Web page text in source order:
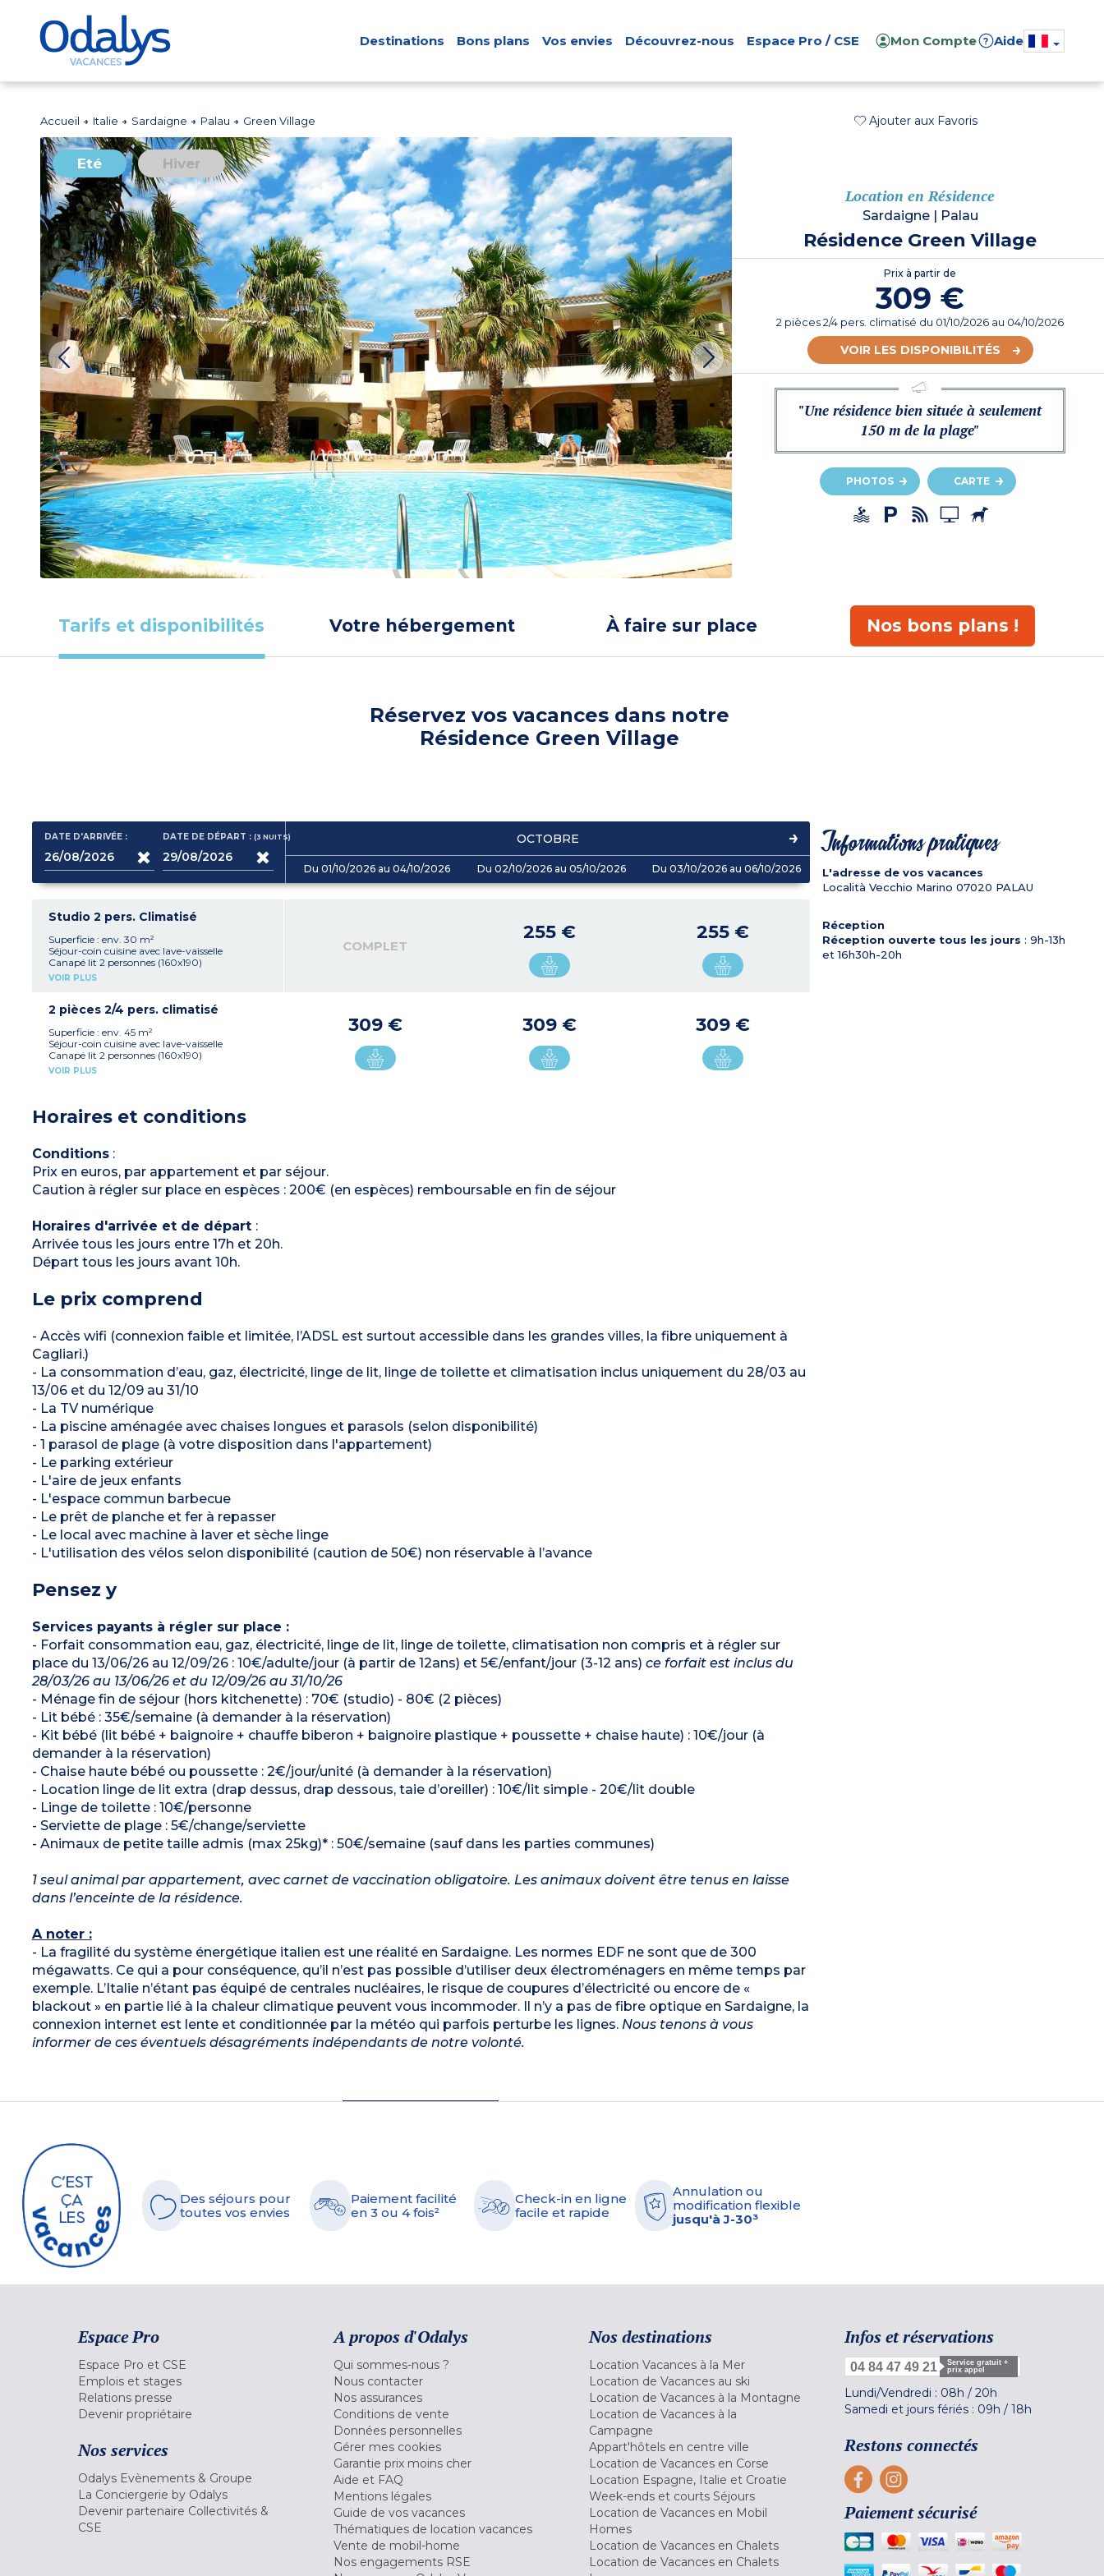
Destinations Bons plans Vos envies Découvrez-nous Espace Pro / CSE Mon Compte ? Aide
Accueil Italie Sardaigne Palau Green Village Ajouter aux Favoris
Eté Hiver
Location en Résidence
Sardaigne| Palau
Résidence Green Village
Prix à partir de
309 €
2 pièces 2/4 pers. climatisé du 01/10/2026 au 04/10/2026
VOIR LES DISPONIBILITÉS
"Une résidence bien située à seulement
150 m de la plage"
PHOTOS CARTE
Tarifs et disponibilités Votre hébergement À faire sur place Nos bons plans !
Réservez vos vacances dans notre
Résidence Green Village
DATE D'ARRIVÉE : DATE DE DÉPART :(3NUITS) OCTOBRE
Du 01/10/2026 au 04/10/2026 Du 02/10/2026 au 05/10/2026 Du 03/10/2026 au 06/10/2026
Studio 2 pers. Climatisé
Superficie : env. 30 m²
Séjour-coin cuisine avec lave-vaisselle
Canapé lit 2 personnes (160x190)
Salle d’eau avec douche, WC
VOIR PLUS
COMPLET
255 € 255 €
2 pièces 2/4 pers. climatisé
Superficie : env. 45 m²
Séjour-coin cuisine avec lave-vaisselle
Canapé lit 2 personnes (160x190)
1 chambre avec un lit double (160x190) ou 2 lits
Climatisation
VOIR PLUS
309 € 309 € 309 €
Horaires et conditions
Conditions:
Prix en euros, par appartement et par séjour.
Caution à régler sur place en espèces : 200€ (en espèces) remboursable en fin de séjour
Horaires d'arrivée et de départ :
Arrivée tous les jours entre 17h et 20h.
Départ tous les jours avant 10h.
Le prix comprend
- Accès wifi (connexion faible et limitée, l’ADSL est surtout accessible dans les grandes villes, la fibre uniquement à
Cagliari.)
- La consommation d’eau, gaz, électricité, linge de lit, linge de toilette et climatisation inclus uniquement du 28/03 au
13/06 et du 12/09 au 31/10
- La TV numérique
- La piscine aménagée avec chaises longues et parasols (selon disponibilité)
- 1 parasol de plage (à votre disposition dans l'appartement)
- Le parking extérieur
- L'aire de jeux enfants
- L'espace commun barbecue
- Le prêt de planche et fer à repasser
- Le local avec machine à laver et sèche linge
- L'utilisation des vélos selon disponibilité (caution de 50€) non réservable à l’avance
Pensez y
Services payants à régler sur place :
- Forfait consommation eau, gaz, électricité, linge de lit, linge de toilette, climatisation non compris et à régler sur
place du 13/06/26 au 12/09/26 : 10€/adulte/jour (à partir de 12ans) et 5€/enfant/jour (3-12 ans) ce forfait est inclus du
28/03/26 au 13/06/26 et du 12/09/26 au 31/10/26
- Ménage fin de séjour (hors kitchenette) : 70€ (studio) - 80€ (2 pièces)
- Lit bébé : 35€/semaine (à demander à la réservation)
- Kit bébé (lit bébé + baignoire + chauffe biberon + baignoire plastique + poussette + chaise haute) : 10€/jour (à
demander à la réservation)
- Chaise haute bébé ou poussette : 2€/jour/unité (à demander à la réservation)
- Location linge de lit extra (drap dessus, drap dessous, taie d’oreiller) : 10€/lit simple - 20€/lit double
- Linge de toilette : 10€/personne
- Serviette de plage : 5€/change/serviette
- Animaux de petite taille admis (max 25kg)* : 50€/semaine (sauf dans les parties communes)
1 seul animal par appartement, avec carnet de vaccination obligatoire. Les animaux doivent être tenus en laisse
dans l’enceinte de la résidence.
A noter :
- La fragilité du système énergétique italien est une réalité en Sardaigne. Les normes EDF ne sont que de 300
mégawatts. Ce qui a pour conséquence, qu’il n’est pas possible d’utiliser deux électroménagers en même temps par
exemple. L’Italie n’étant pas équipé de centrales nucléaires, le risque de coupures d’électricité ou encore de «
blackout » en partie lié à la chaleur climatique peuvent vous incommoder. Il n’y a pas de fibre optique en Sardaigne, la
connexion internet est lente et conditionnée par la météo qui parfois perturbe les lignes. Nous tenons à vous
informer de ces éventuels désagréments indépendants de notre volonté.
Informations pratiques
L'adresse de vos vacances
Località Vecchio Marino 07020 PALAU
Réception
Réception ouverte tous les jours : 9h-13h
et 16h30h-20h
Des séjours pour
toutes vos envies
Paiement facilité
en 3 ou 4 fois²
Check-in en ligne
facile et rapide
Annulation ou
modification flexible
jusqu'à J-30³
Espace Pro
Espace Pro et CSE
Emplois et stages
Relations presse
Devenir propriétaire
Nos services
Odalys Evènements & Groupe
La Conciergerie by Odalys
Devenir partenaire Collectivités &
CSE
A propos d'Odalys
Qui sommes-nous ?
Nous contacter
Nos assurances
Conditions de vente
Données personnelles
Gérer mes cookies
Garantie prix moins cher
Aide et FAQ
Mentions légales
Guide de vos vacances
Thématiques de location vacances
Vente de mobil-home
Nos engagements RSE
Nos destinations
Location Vacances à la Mer
Location de Vacances au ski
Location de Vacances à la Montagne
Location de Vacances à la
Campagne
Appart'hôtels en centre ville
Location de Vacances en Corse
Location Espagne, Italie et Croatie
Week-ends et courts Séjours
Location de Vacances en Mobil
Homes
Location de Vacances en Chalets
Location de Vacances en Chalets
Infos et réservations
04 84 47 49 21
Service gratuit +
prix appel
Lundi/Vendredi : 08h / 20h
Samedi et jours fériés : 09h / 18h
Restons connectés
Paiement sécurisé